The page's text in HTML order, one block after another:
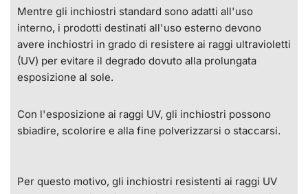
Mentre gli inchiostri standard sono adatti all'uso
interno, i prodotti destinati all'uso esterno devono
avere inchiostri in grado di resistere ai raggi ultravioletti
(UV) per evitare il degrado dovuto alla prolungata
esposizione al sole.
Con l'esposizione ai raggi UV, gli inchiostri possono
sbiadire, scolorire e alla fine polverizzarsi o staccarsi.
Per questo motivo, gli inchiostri resistenti ai raggi UV